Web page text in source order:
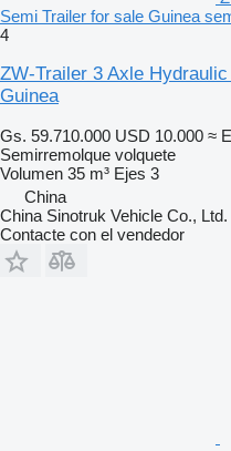
Semi Trailer for sale Guinea
4
ZW-Trailer 3 Axle
Guinea
Gs. 59.710.000 USD 10.000 ≈
Semirremolque volquete
Volumen 35 m³ Ejes 3
China
China Sinotruk Vehicle Co., Ltd.
Contacte con el vendedor